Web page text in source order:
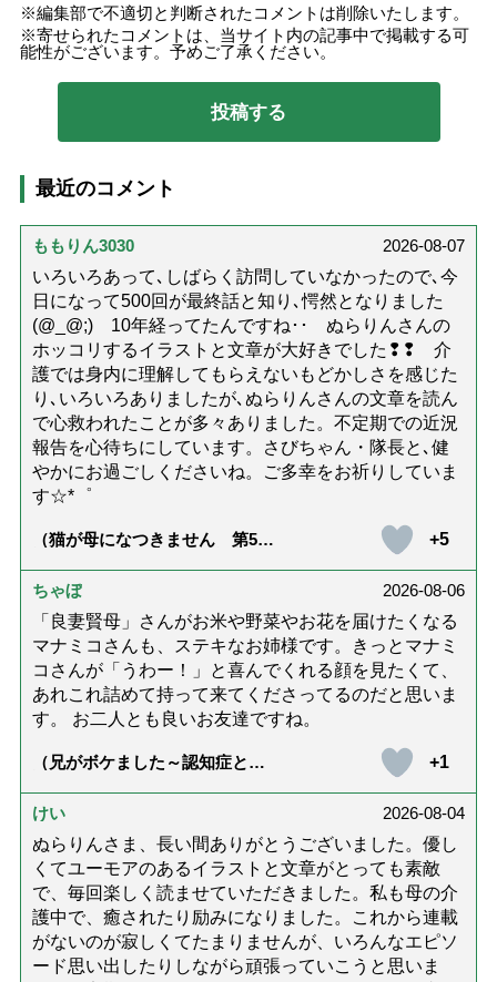
編集部で不適切と判断されたコメントは削除いたします。
寄せられたコメントは、当サイト内の記事中で掲載する可
能性がございます。予めご了承ください。
最近のコメント
ももりん3030
2026-08-07
いろいろあって､しばらく訪問していなかったので､今
日になって500回が最終話と知り､愕然となりました
(@_@;) 10年経ってたんですね･･ ぬらりんさんの
ホッコリするイラストと文章が大好きでした❢❢ 介
護では身内に理解してもらえないもどかしさを感じた
り､いろいろありましたが､ぬらりんさんの文章を読ん
で心救われたことが多々ありました。不定期での近況
報告を心待ちにしています。さびちゃん・隊長と､健
やかにお過ごしくださいね。ご多幸をお祈りしていま
す☆*゜
（猫が母になつきません 第500
+5
ちゃぼ
2026-08-06
「良妻賢母」さんがお米や野菜やお花を届けたくなる
マナミコさんも、ステキなお姉様です。きっとマナミ
コさんが「うわー！」と喜んでくれる顔を見たくて、
あれこれ詰めて持って来てくださってるのだと思いま
す。 お二人とも良いお友達ですね。
（兄がボケました～認知症と介
達』が届きました」）
+1
けい
2026-08-04
ぬらりんさま、長い間ありがとうございました。優し
くてユーモアのあるイラストと文章がとっても素敵
で、毎回楽しく読ませていただきました。私も母の介
護中で、癒されたり励みになりました。これから連載
がないのが寂しくてたまりませんが、いろんなエピソ
ード思い出したりしながら頑張っていこうと思いま